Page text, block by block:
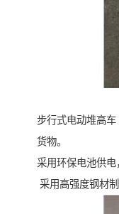
步行式电动堆高
货物。
采用环保电池供电
采用高强度钢材